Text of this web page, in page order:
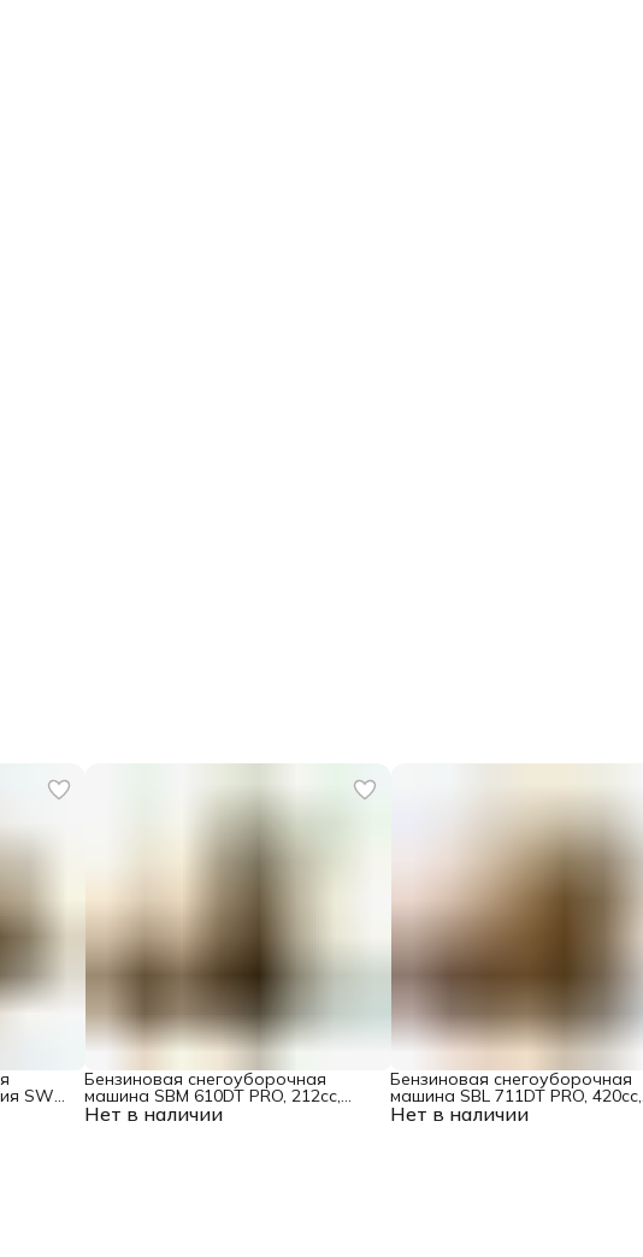
SWB-
Нет в наличии
Бензиновая снегоуборочная
машина SBM 610DT PRO, 212cc,
гусеницы, эл.старт, блок. дифф. Нет в наличии
Бензиновая снегоуборочная
машина SBL 711DT PRO, 420cc,
гусеницы, эл.старт, блок. дифф.